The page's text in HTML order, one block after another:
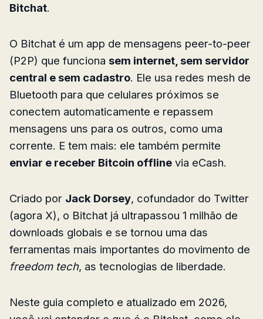
Bitchat.
O Bitchat é um app de mensagens peer-to-peer
(P2P) que funciona sem internet, sem servidor
central e sem cadastro. Ele usa redes mesh de
Bluetooth para que celulares próximos se
conectem automaticamente e repassem
mensagens uns para os outros, como uma
corrente. E tem mais: ele também permite
enviar e receber Bitcoin offline via eCash.
Criado por Jack Dorsey, cofundador do Twitter
(agora X), o Bitchat já ultrapassou 1 milhão de
downloads globais e se tornou uma das
ferramentas mais importantes do movimento de
freedom tech, as tecnologias de liberdade.
Neste guia completo e atualizado em 2026,